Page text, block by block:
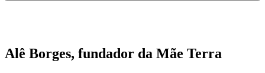
Alê Borges, fundador da Mãe Terra